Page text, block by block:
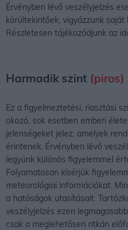
Érvényben lévő veszélyjelzés
körültekintőek, vigyázzunk
Részletesen tájékozódjunk az
Harmadik szint (piros)
Ez a figyelmeztetési, riasztási
okozó, sok esetben emberi
jelenségeket jelez, amelyek
érintenek. Érvényben lévő
legyünk különös figyelemmel
Folyamatosan kísérjük
meteorológiai információkat.
a hatóságok utasításait.
veszélyjelzés ezen
csak a meglehetősen ritkán